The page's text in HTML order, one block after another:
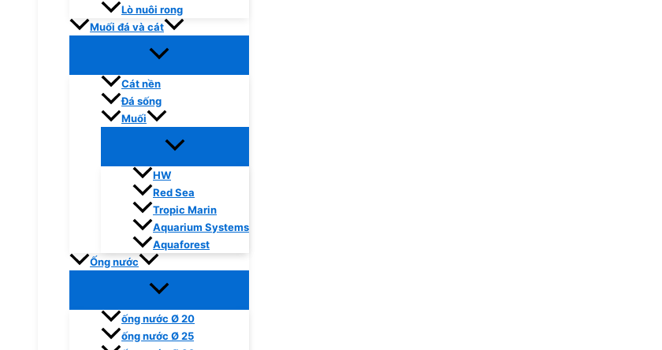
Lò nuôi rong
Muối đá và cát
Cát nền
Đá sống
Muối
HW
Red Sea
Tropic Marin
Aquarium Systems
Aquaforest
Ống nước
ống nước Ø 20
ống nước Ø 25